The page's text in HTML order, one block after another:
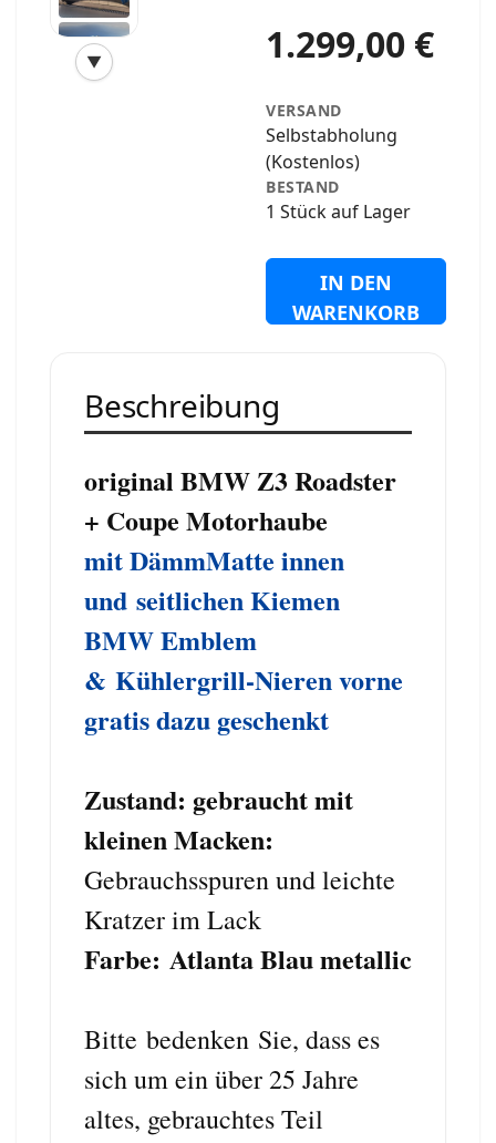
▼
‹
1.299,00 €
VERSAND
Selbstabholung
(Kostenlos)
BESTAND
1 Stück auf Lager
IN DEN
WARENKORB
Beschreibung
original BMW Z3 Roadster
+ Coupe Motorhaube
mit DämmMatte innen
und seitlichen Kiemen
BMW Emblem
& Kühlergrill-Nieren vorne
gratis dazu geschenkt
Zustand: gebraucht mit
kleinen Macken:
Gebrauchsspuren und leichte
Kratzer im Lack
Farbe: Atlanta Blau metallic
Bitte bedenken Sie, dass es
sich um ein über 25 Jahre
altes, gebrauchtes Teil